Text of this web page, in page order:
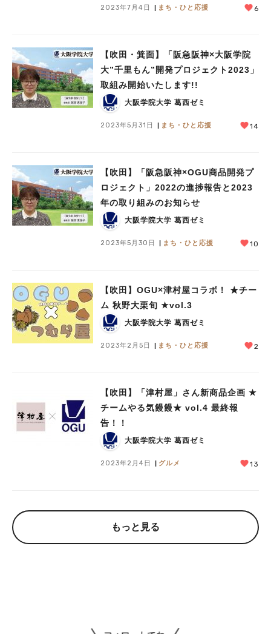
2023年7月4日 まち・ひと応援 6
【吹田・箕面】「阪急阪神×大阪学院
大”千里もん”開発プロジェクト2023」
取組み開始いたします!!
大阪学院大学 葛西ゼミ
2023年5月31日 まち・ひと応援 14
【吹田】「阪急阪神×OGU商品開発プ
ロジェクト」2022の進捗報告と2023
年の取り組みのお知らせ
大阪学院大学 葛西ゼミ
2023年5月30日 まち・ひと応援 10
【吹田】OGU‪‪×津村屋コラボ！ ★チー
ム 秋野大栗旬 ★vol.3
大阪学院大学 葛西ゼミ
2023年2月5日 まち・ひと応援 2
【吹田】「津村屋」さん新商品企画 ★
チームやる気饅饅★ vol.4 最終報
告！！
大阪学院大学 葛西ゼミ
2023年2月4日 グルメ 13
もっと見る
#教えたい／教えて投稿記事#大阪学院大 商品開発プロジェクト